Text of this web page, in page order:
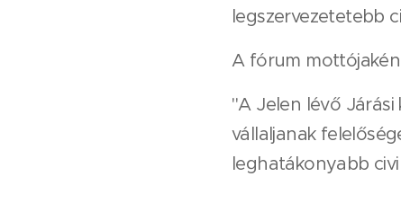
legszervezetetebb
A fórum
"A Jelen lévő
vállaljanak
leghatákonyabb